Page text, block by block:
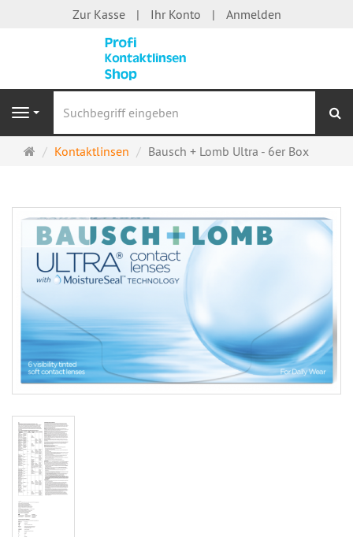
Zur Kasse Ihr Konto Anmelden
Navigation
Startseite
Kontaktlinsen Bausch + Lomb Ultra - 6er Box